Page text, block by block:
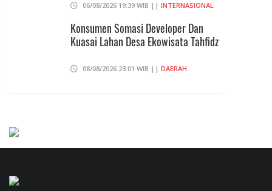
06/08/2026 19:39 WIB || INTERNASIONAL
Konsumen Somasi Developer Dan
Kuasai Lahan Desa Ekowisata Tahfidz
08/08/2026 23:01 WIB || DAERAH